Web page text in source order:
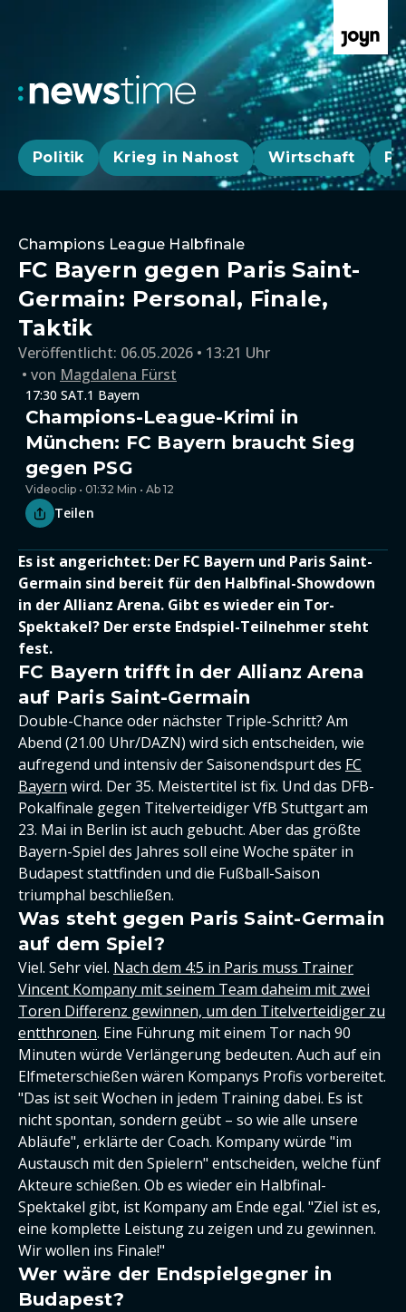
Politik Krieg in Nahost Wirtschaft
Champions League Halbfinale
FC Bayern gegen Paris Saint-
Germain: Personal, Finale,
Taktik
Veröffentlicht: 06.05.2026 • 13:21 Uhr
von Magdalena Fürst
17:30 SAT.1 Bayern
Champions-League-Krimi in
München: FC Bayern braucht Sieg
gegen PSG
Videoclip • 01:32 Min • Ab 12
Teilen
Es ist angerichtet: Der FC Bayern und Paris Saint-
Germain sind bereit für den Halbfinal-Showdown
in der Allianz Arena. Gibt es wieder ein Tor-
Spektakel? Der erste Endspiel-Teilnehmer steht
fest.
FC Bayern trifft in der Allianz Arena
auf Paris Saint-Germain
Double-Chance oder nächster Triple-Schritt? Am
Abend (21.00 Uhr/DAZN) wird sich entscheiden, wie
aufregend und intensiv der Saisonendspurt des FC
Bayern wird. Der 35. Meistertitel ist fix. Und das DFB-
Pokalfinale gegen Titelverteidiger VfB Stuttgart am
23. Mai in Berlin ist auch gebucht. Aber das größte
Bayern-Spiel des Jahres soll eine Woche später in
Budapest stattfinden und die Fußball-Saison
triumphal beschließen.
Was steht gegen Paris Saint-Germain
auf dem Spiel?
Viel. Sehr viel. Nach dem 4:5 in Paris muss Trainer
Vincent Kompany mit seinem Team daheim mit zwei
Toren Differenz gewinnen, um den Titelverteidiger zu
entthronen. Eine Führung mit einem Tor nach 90
Minuten würde Verlängerung bedeuten. Auch auf ein
Elfmeterschießen wären Kompanys Profis vorbereitet.
"Das ist seit Wochen in jedem Training dabei. Es ist
nicht spontan, sondern geübt – so wie alle unsere
Abläufe", erklärte der Coach. Kompany würde "im
Austausch mit den Spielern" entscheiden, welche fünf
Akteure schießen. Ob es wieder ein Halbfinal-
Spektakel gibt, ist Kompany am Ende egal. "Ziel ist es,
eine komplette Leistung zu zeigen und zu gewinnen.
Wir wollen ins Finale!"
Wer wäre der Endspielgegner in
Budapest?